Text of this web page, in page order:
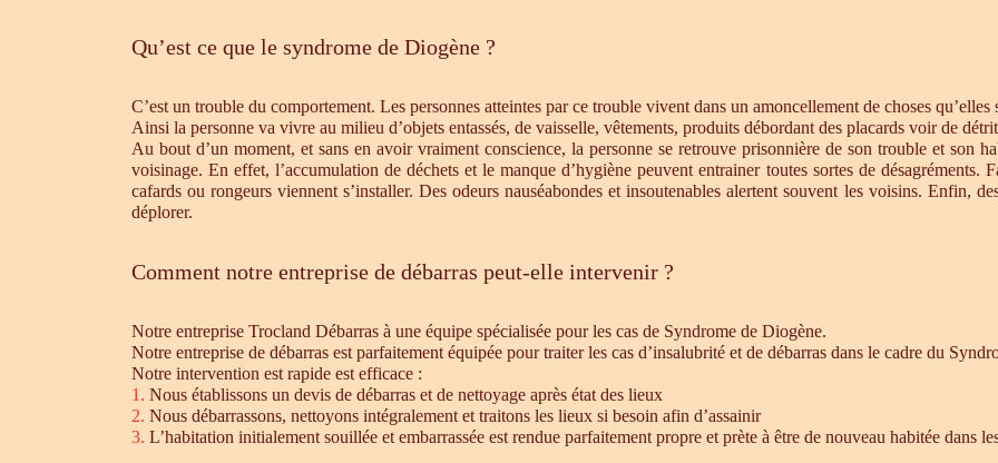
Qu’est ce que le syndrome de Diogène ?
C’est un trouble du comportement. Les personnes atteintes par ce trouble vivent dans un amoncellement de choses
Ainsi la personne va vivre au milieu d’objets entassés, de vaisselle, vêtements, produits débordant des placards voir de
Au bout d’un moment, et sans en avoir vraiment conscience, la personne se retrouve prisonnière de son trouble et son
voisinage. En effet, l’accumulation de déchets et le manque d’hygiène peuvent entrainer toutes sortes de désagréments.
cafards ou rongeurs viennent s’installer. Des odeurs nauséabondes et insoutenables alertent souvent les voisins. Enfin,
déplorer.
Comment notre entreprise de débarras peut-elle intervenir ?
Notre entreprise Trocland Débarras à une équipe spécialisée pour les cas de Syndrome de Diogène.
Notre entreprise de débarras est parfaitement équipée pour traiter les cas d’insalubrité et de débarras dans le cadre du
Notre intervention est rapide est efficace :
1. Nous établissons un devis de débarras et de nettoyage après état des lieux
2. Nous débarrassons, nettoyons intégralement et traitons les lieux si besoin afin d’assainir
3. L’habitation initialement souillée et embarrassée est rendue parfaitement propre et prète à être de nouveau habitée dans